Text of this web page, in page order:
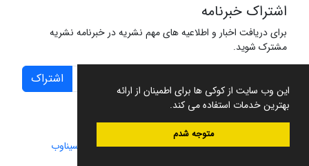
این وب سایت از کوکی ها برای اطمینان از ارائه
بهترین خدمات استفاده می کند.
متوجه شدم
اشتراک خبرنامه
برای دریافت اخبار و اطلاعیه های مهم نشریه در خبرنامه نشریه
مشترک شوید.
اشتراک
سامانه مدیریت نشریات علمی.طراحی و پیاده سازی از سیناوب